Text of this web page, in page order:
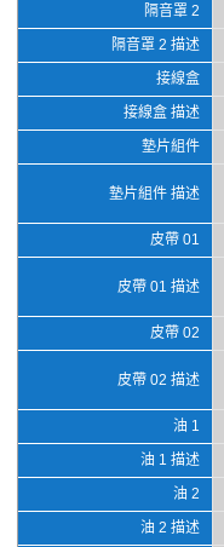
隔音罩 2
隔音罩 2 描述
接線盒
接線盒 描述
墊片組件
墊片組件 描述
皮帶 01
皮帶 01 描述
皮帶 02
皮帶 02 描述
油 1
油 1 描述
油 2
油 2 描述